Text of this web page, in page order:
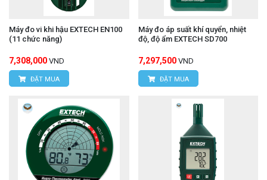
Máy đo vi khi hậu EXTECH EN100
(11 chức năng)
7,308,000 VND
ĐẶT MUA
Máy đo áp suất khí quyển, nhiệt
độ, độ ẩm EXTECH SD700
7,297,500 VND
ĐẶT MUA